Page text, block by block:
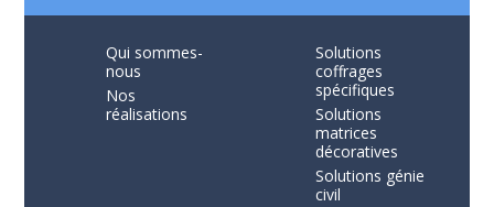
Qui sommes-
nous
Nos
réalisations
Solutions
coffrages
spécifiques
Solutions
matrices
décoratives
Solutions génie
civil